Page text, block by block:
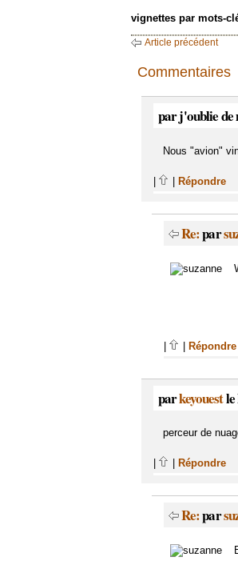
vignettes par mots-
Article précédent
Commentaires
par j'oublie de
Nous "avion"
Répondre
Re:par
| | Répondre
parkeyouestle
perceur de
Répondre
Re:par